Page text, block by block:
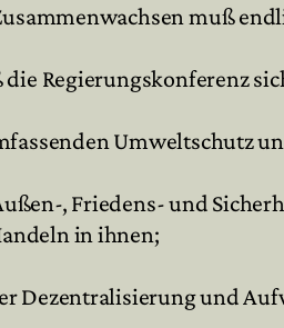
muß
Regierungskonferenz
Umweltschutz
, Friedens- und
in ihnen;
Dezentralisierung und